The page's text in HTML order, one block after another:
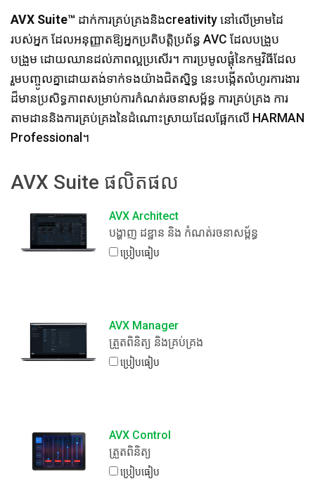
ការគាំទ្រ
ប្រវត្តិរបស់យើង
ភាសា/តំបន់
AVX Suite™ ដាក់ការគ្រប់គ្រងនិងcreativity នៅលើម្រាមដៃ
របស់អ្នក ដែលអនុញ្ញាតឱ្យអ្នកប្រតិបត្តិប្រព័ន្ធ AVC ដែលបង្រួប
បង្រួម ដោយឈានដល់ភាពល្អប្រសើរ។ ការប្រមូលផ្តុំនៃកម្មវិធីដែល
រួមបញ្ចូលគ្នាដោយតង់ទាក់ទងយ៉ាងជិតស្និទ្ធ នេះបង្កើតលំហូរការងារ
ដ៏មានប្រសិទ្ធភាពសម្រាប់ការកំណត់រចនាសម្ព័ន្ធ ការគ្រប់គ្រង ការ
តាមដាននិងការគ្រប់គ្រងនៃដំណោះស្រាយដែលផ្អែកលើ HARMAN
Professional។
AVX Suite ផលិតផល
AVX Architect
បង្ហាញ ដ​ឌ្ឋាន និង កំណត់រចនាសម្ព័ន្ធ
ប្រៀបធៀប
AVX Manager
ត្រួតពិនិត្យ និងគ្រប់គ្រង
ប្រៀបធៀប
AVX Control
ត្រួតពិនិត្យ
ប្រៀបធៀប